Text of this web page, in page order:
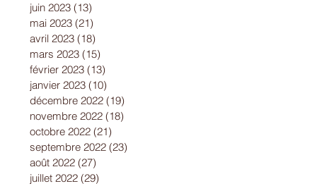
juin 2023 (13)
mai 2023 (21)
avril 2023 (18)
mars 2023 (15)
février 2023 (13)
janvier 2023 (10)
décembre 2022 (19)
novembre 2022 (18)
octobre 2022 (21)
septembre 2022 (23)
août 2022 (27)
juillet 2022 (29)